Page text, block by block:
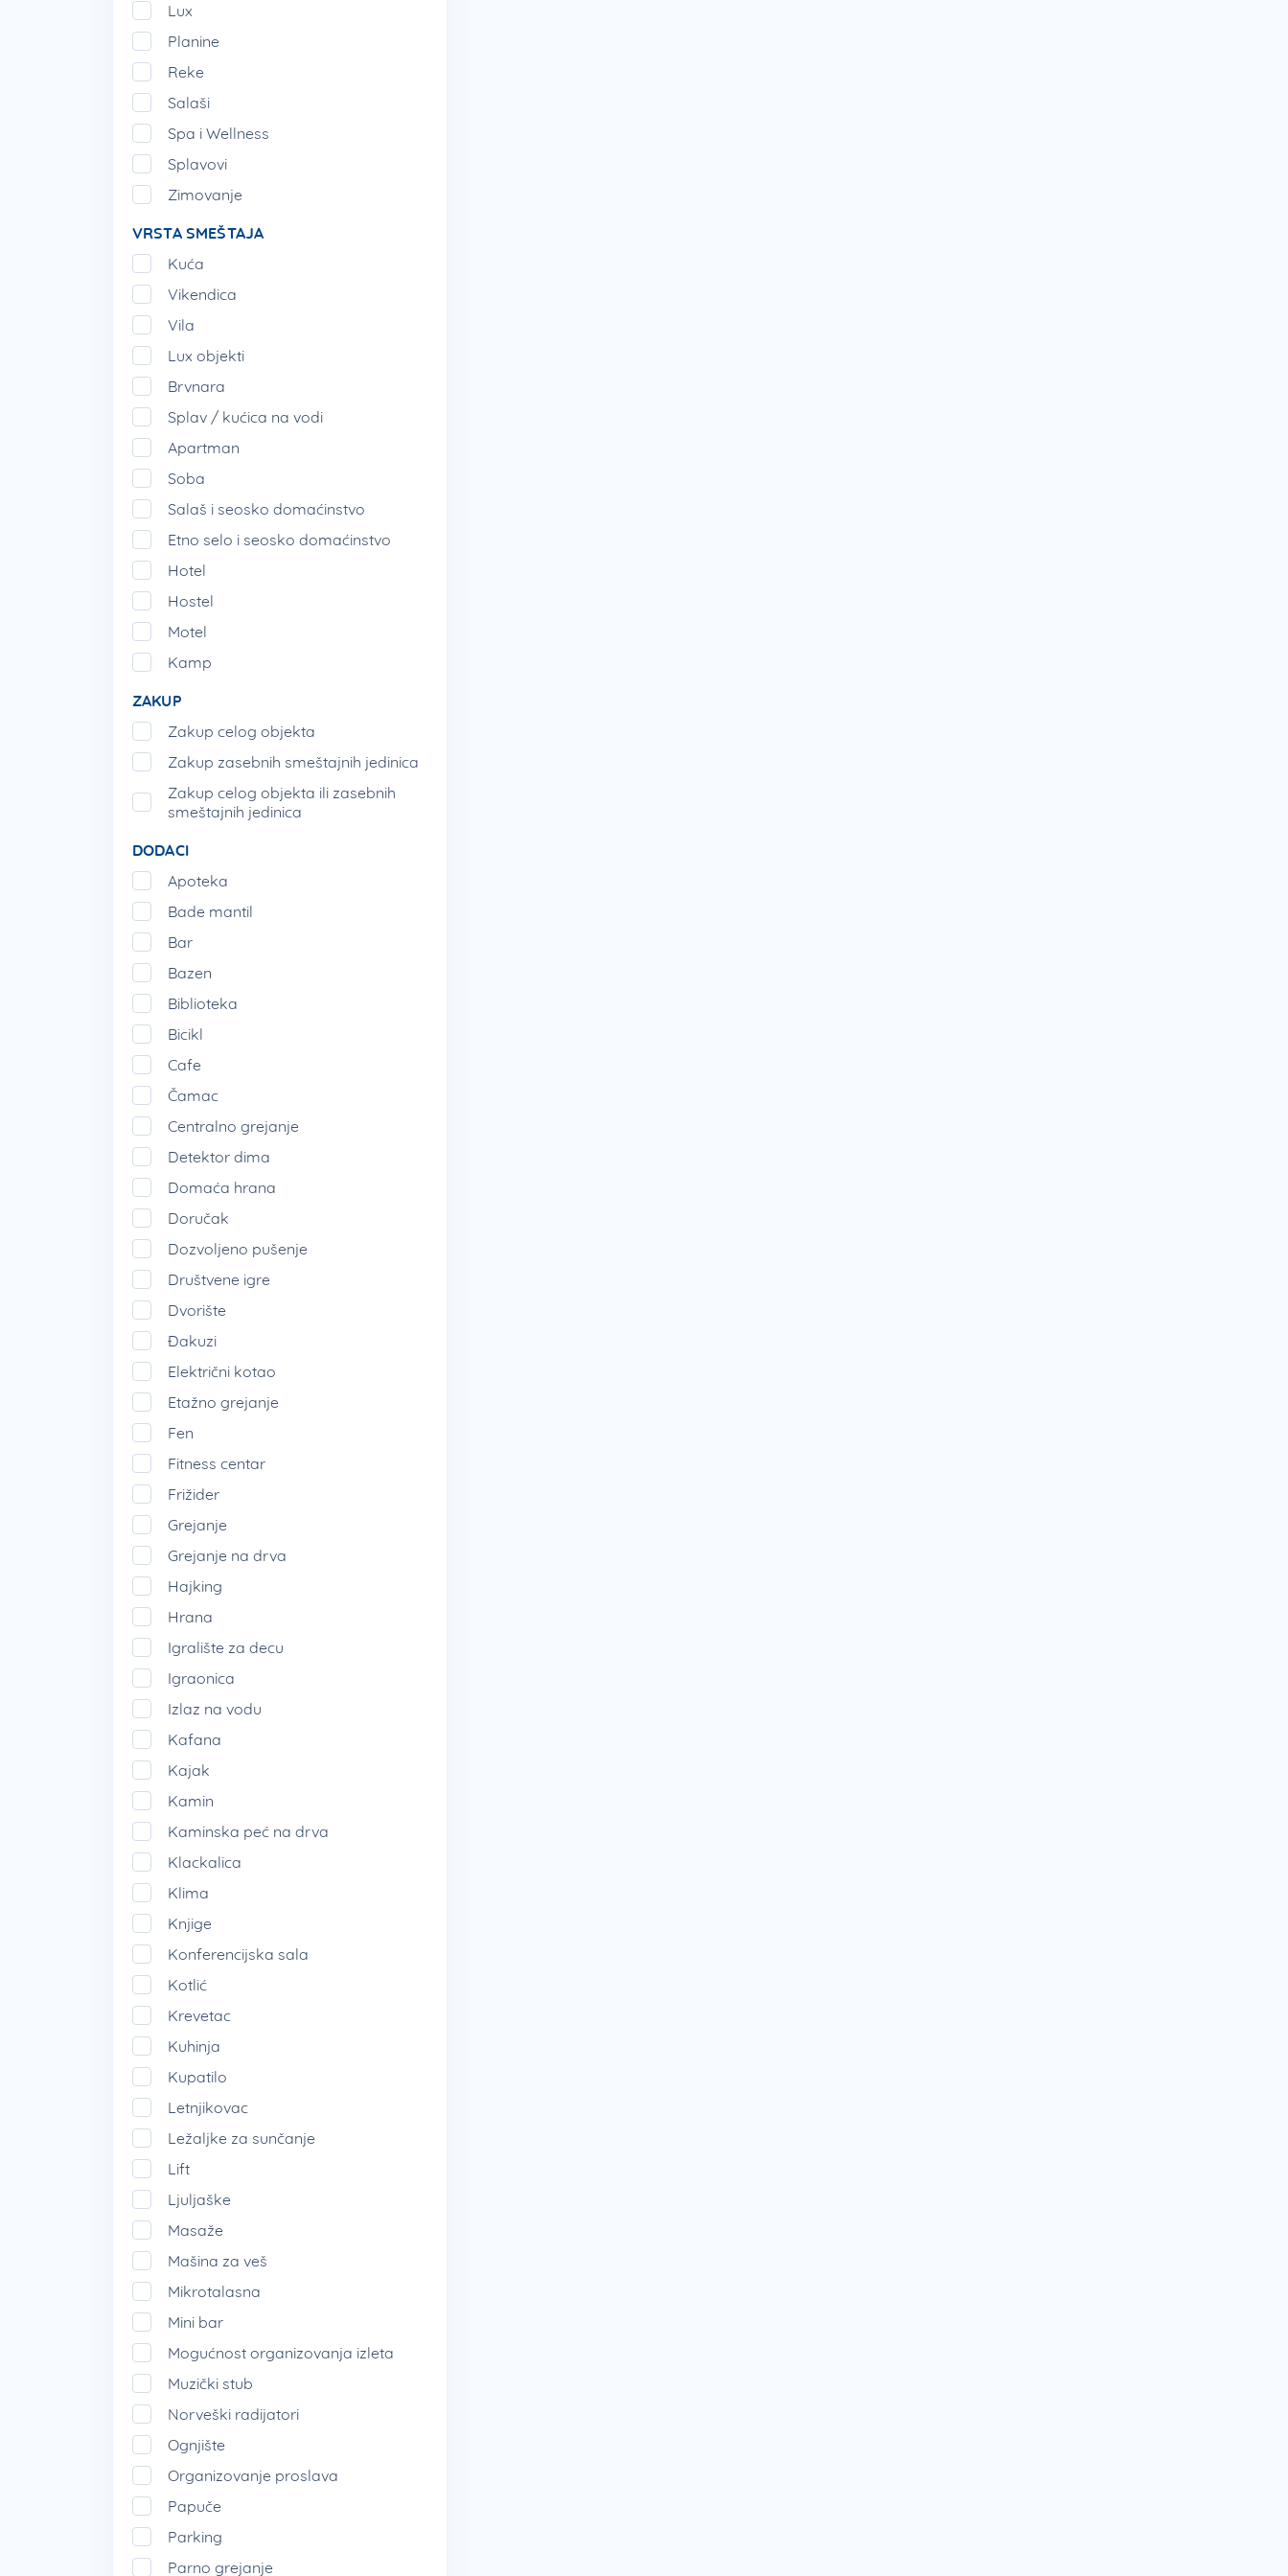
Lux
Planine
Reke
Salaši
Spa i Wellness
Splavovi
Zimovanje
VRSTA SMEŠTAJA
Kuća
Vikendica
Vila
Lux objekti
Brvnara
Splav / kućica na vodi
Apartman
Soba
Salaš i seosko domaćinstvo
Etno selo i seosko domaćinstvo
Hotel
Hostel
Motel
Kamp
ZAKUP
Zakup celog objekta
Zakup zasebnih smeštajnih jedinica
Zakup celog objekta ili zasebnih
smeštajnih jedinica
DODACI
Apoteka
Bade mantil
Bar
Bazen
Biblioteka
Bicikl
Cafe
Čamac
Centralno grejanje
Detektor dima
Domaća hrana
Doručak
Dozvoljeno pušenje
Društvene igre
Dvorište
Đakuzi
Električni kotao
Etažno grejanje
Fen
Fitness centar
Frižider
Grejanje
Grejanje na drva
Hajking
Hrana
Igralište za decu
Igraonica
Izlaz na vodu
Kafana
Kajak
Kamin
Kaminska peć na drva
Klackalica
Klima
Knjige
Konferencijska sala
Kotlić
Krevetac
Kuhinja
Kupatilo
Letnjikovac
Ležaljke za sunčanje
Lift
Ljuljaške
Masaže
Mašina za veš
Mikrotalasna
Mini bar
Mogućnost organizovanja izleta
Muzički stub
Norveški radijatori
Ognjište
Organizovanje proslava
Papuče
Parking
Parno grejanje